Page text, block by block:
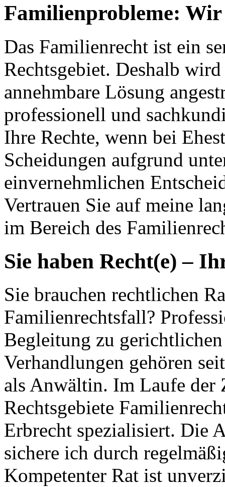
Familienprobleme: Wir
Das Familienrecht ist ein
Rechtsgebiet. Deshalb
annehmbare Lösung
professionell und
Ihre Rechte, wenn bei
Scheidungen aufgrund
einvernehmlichen
Vertrauen Sie auf meine
im Bereich des
Sie haben Recht(e) –
Sie brauchen rechtlichen
Familienrechtsfall?
Begleitung zu
Verhandlungen gehören
als Anwältin. Im Laufe der
Rechtsgebiete
Erbrecht spezialisiert. Die
sichere ich durch
Kompetenter Rat ist